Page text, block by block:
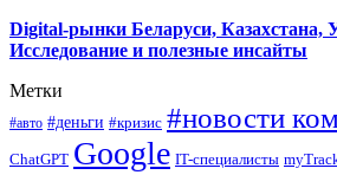
Digital-рынки Беларуси, Казахстана,
Исследование и полезные инсайты
Метки
#авто #деньги #кризис #новости
ChatGPT Google IT-специалисты